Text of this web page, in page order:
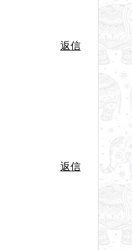
返信
返信